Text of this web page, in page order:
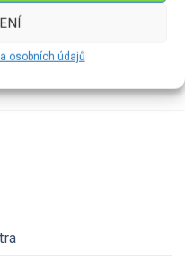
osobních údajů